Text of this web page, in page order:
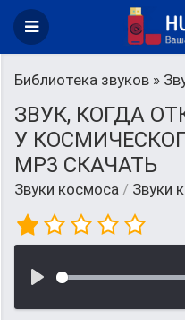
Библиотека звуков »
ЗВУК, КОГДА
У
MP3 СКАЧАТЬ
Звуки космоса / Звуки